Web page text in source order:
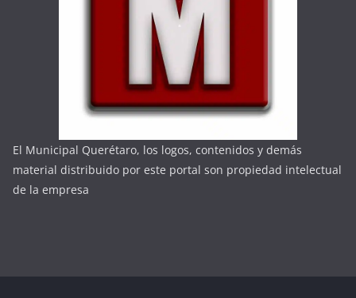
El Municipal Querétaro, los logos, contenidos y demás
material distribuido por este portal son propiedad intelectual
de la empresa